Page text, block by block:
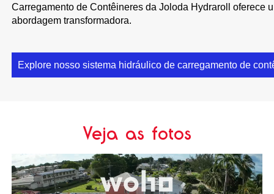
Carregamento de Contêineres da Joloda Hydraroll oferece
abordagem transformadora.
Explore nosso sistema hidráulico de carregamento de
Veja as fotos